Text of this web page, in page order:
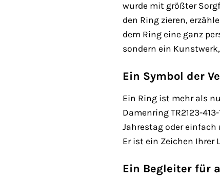
wurde mit größter
den Ring zieren,
dem Ring eine ganz
sondern ein
Ein Symbol der
Ein Ring ist mehr als
Damenring TR2123-
Jahrestag oder einfach
Er ist ein Zeichen Ihrer
Ein Begleiter für